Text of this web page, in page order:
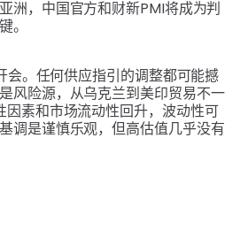
洲，中国官方和财新PMI将成为判
。
会。任何供应指引的调整都可能撼
风险源，从乌克兰到美印贸易不一
因素和市场流动性回升，波动性可
调是谨慎乐观，但高估值几乎没有